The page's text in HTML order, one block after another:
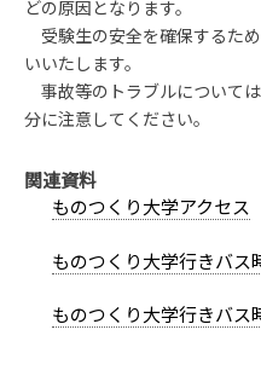
どの原因となります。
受験生の安全を確保するた
いいたします。
事故等のトラブルについて
分に注意してください。
関連資料
ものつくり大学アクセス
ものつくり大学行きバス
ものつくり大学行きバス